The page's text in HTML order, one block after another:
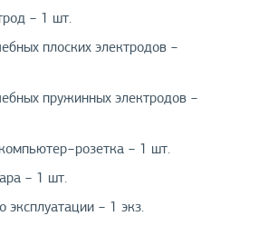
− 1 шт.
плоских электродов −
пружинных электродов −
− 1 шт.
− 1 шт.
эксплуатации − 1 экз.